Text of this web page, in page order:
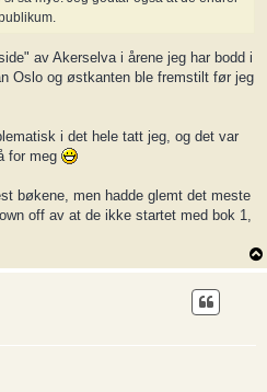
av Akerselva i årene jeg har bodd i
Oslo og østkanten ble fremstilt før jeg
i det hele tatt jeg, og det var
for meg
bøkene, men hadde glemt det meste
off av at de ikke startet med bok 1,